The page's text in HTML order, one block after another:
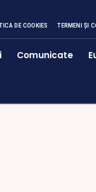
DE COOKIES TERMENI ȘI
Comunicate